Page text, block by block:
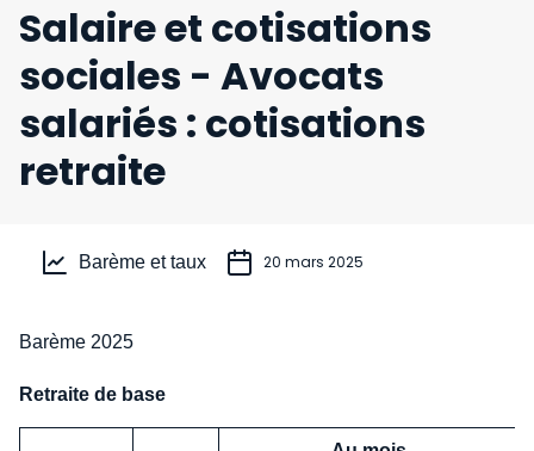
Salaire et cotisations
sociales - Avocats
salariés : cotisations
retraite
Barème et taux 20 mars 2025
Barème 2025
Retraite de base